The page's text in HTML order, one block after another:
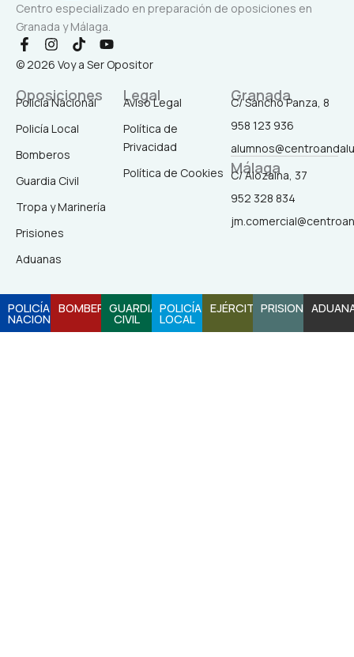
Centro especializado en preparación de oposiciones en
Granada y Málaga.
F
a
c
b
o
o
-
I
n
s
a
g
r
m
T
i
k
o
k
Y
o
u
© 2026 Voy a Ser Opositor
Oposiciones
Policía Nacional
Policía Local
Bomberos
Guardia Civil
Tropa y Marinería
Prisiones
Aduanas
Legal
Aviso Legal
Política de
Privacidad
Política de Cookies
Granada
C/ Sancho Panza, 8
958 123 936
Málaga
C/ Alozaina, 37
952 328 834
POLICÍA
NACIONAL
BOMBEROSGUARDIA
CIVIL
POLICÍA
LOCAL
EJÉRCITOPRISIONES